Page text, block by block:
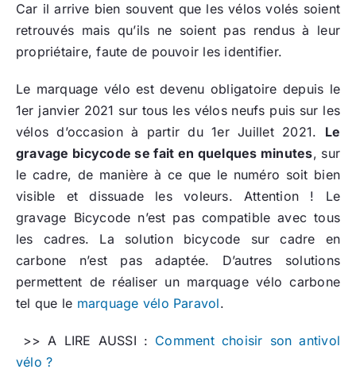
Car il arrive bien souvent que les vélos volés soient
retrouvés mais qu’ils ne soient pas rendus à leur
propriétaire, faute de pouvoir les identifier.
Le marquage vélo est devenu obligatoire depuis le
1er janvier 2021 sur tous les vélos neufs puis sur les
vélos d’occasion à partir du 1er Juillet 2021. Le
gravage bicycode se fait en quelques minutes, sur
le cadre, de manière à ce que le numéro soit bien
visible et dissuade les voleurs. Attention ! Le
gravage Bicycode n’est pas compatible avec tous
les cadres. La solution bicycode sur cadre en
carbone n’est pas adaptée. D’autres solutions
permettent de réaliser un marquage vélo carbone
tel que le marquage vélo Paravol.
>> A LIRE AUSSI : Comment choisir son antivol
vélo ?